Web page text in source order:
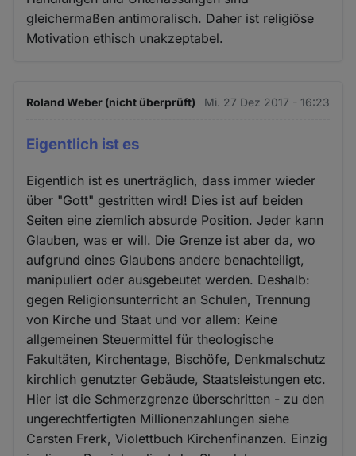
gleichermaßen antimoralisch. Daher ist religiöse
Motivation ethisch unakzeptabel.
Roland Weber (nicht überprüft) Mi. 27 Dez 2017 - 16:23
Eigentlich ist es
Eigentlich ist es unerträglich, dass immer wieder
über "Gott" gestritten wird! Dies ist auf beiden
Seiten eine ziemlich absurde Position. Jeder kann
Glauben, was er will. Die Grenze ist aber da, wo
aufgrund eines Glaubens andere benachteiligt,
manipuliert oder ausgebeutet werden. Deshalb:
gegen Religionsunterricht an Schulen, Trennung
von Kirche und Staat und vor allem: Keine
allgemeinen Steuermittel für theologische
Fakultäten, Kirchentage, Bischöfe, Denkmalschutz
kirchlich genutzter Gebäude, Staatsleistungen etc.
Hier ist die Schmerzgrenze überschritten - zu den
ungerechtfertigten Millionenzahlungen siehe
Carsten Frerk, Violettbuch Kirchenfinanzen. Einzig